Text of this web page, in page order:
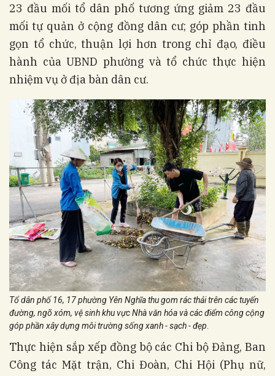
23 đầu mối tổ dân phố tương ứng giảm 23 đầu
mối tự quản ở cộng đồng dân cư; góp phần tinh
gọn tổ chức, thuận lợi hơn trong chỉ đạo, điều
hành của UBND phường và tổ chức thực hiện
nhiệm vụ ở địa bàn dân cư.
Tổ dân phố 16, 17 phường Yên Nghĩa thu gom rác thải trên các tuyến
đường, ngõ xóm, vệ sinh khu vực Nhà văn hóa và các điểm công cộng
góp phần xây dựng môi trường sống xanh - sạch - đẹp
Thực hiện sắp xếp đồng bộ các Chi bộ Đảng, Ban
Công tác Mặt trận, Chi Đoàn, Chi Hội (Phụ nữ,